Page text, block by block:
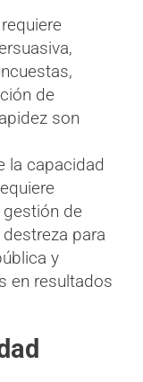
de
son
la capacidad
de
para
y
en resultados